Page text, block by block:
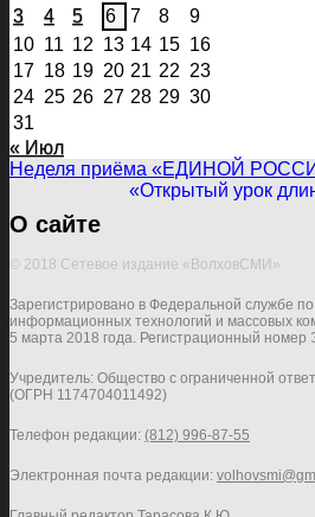
3
4 5 6 7 8
9
10 11 12 13 14 15 16
17 18 19 20 21 22 23
24 25 26 27 28 29 30
31
« Июл
Неделя приёма «ЕДИНОЙ
«Открытый урок
О сайте
© 2018 Сетевое издание «ВолховСМИ»
Зарегистрировано в Федеральной службе
информационных технологий и массовых
5 марта 2018 года. Регистрационный
Учредитель: Общество с ограниченной
(ОГРН 1174704011492)
Телефон редакции: (812) 996-87-55
Электронная почта редакции: